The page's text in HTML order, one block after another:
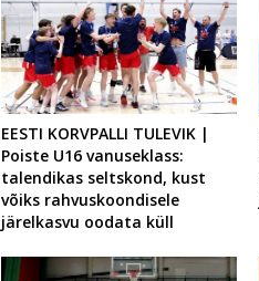
EESTI KORVPALLI TULEVIK |
Poiste U16 vanuseklass:
talendikas seltskond, kust
võiks rahvuskoondisele
järelkasvu oodata küll